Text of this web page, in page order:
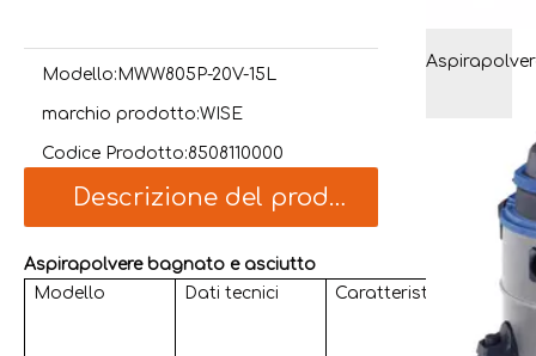
Modello: MWW805P-20V-15L
marchio prodotto:WISE
Codice Prodotto:8508110000
Descrizione del prodotto
Aspirapolvere bagnato e asciutto
Modello
Dati tecnici Caratteristica